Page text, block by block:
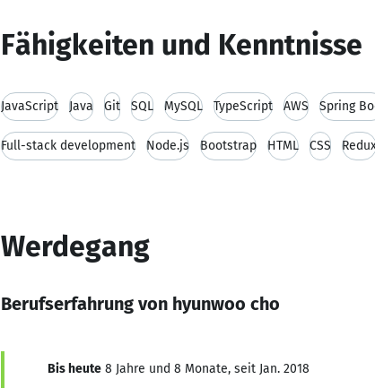
Fähigkeiten und Kenntnisse
JavaScript Java Git SQL MySQL TypeScript AWS Spring
Full-stack development Node.js Bootstrap HTML CSS
Werdegang
Berufserfahrung von hyunwoo cho
Bis heute 8 Jahre und 8 Monate, seit Jan. 2018